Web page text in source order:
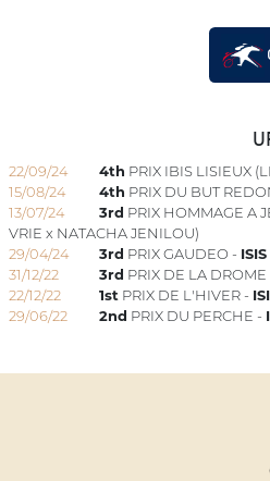
22/09/24 4th PRIX IBIS LISIEUX
15/08/24
4th PRIX DU BUT
13/07/24
3rd PRIX HOMMAGE A
VRIE x NATACHA JENILOU)
29/04/24
3rd PRIX GAUDEO -
31/12/22
3rd PRIX DE LA DROME
22/12/22
1st PRIX DE L'HIVER -
29/06/22
2nd PRIX DU PERCHE -